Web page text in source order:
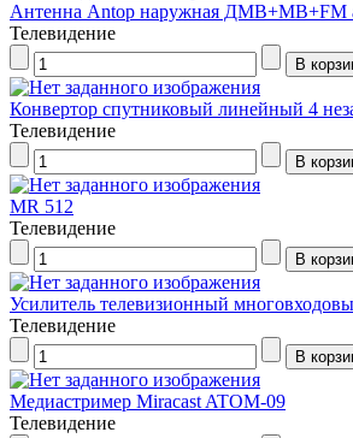
Антенна Antop наружная ДМВ+МВ+FM
Телевидение
Конвертор спутниковый линейный 4
Телевидение
MR 512
Телевидение
Усилитель телевизионный
Телевидение
Медиастример Miracast ATOM-09
Телевидение